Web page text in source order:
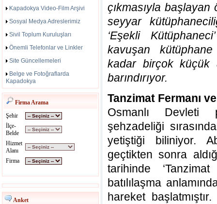
Kapadokya Video-Film Arşivi
Sosyal Medya Adreslerimiz
Sivil Toplum Kuruluşları
Önemli Telefonlar ve Linkler
Site Güncellemeleri
Belge ve Fotoğraflarda
Kapadokya
Firma Arama
Şehir
İlçe-
Belde
Hizmet
Alanı
Firma
Anket
çıkmasıyla
seyyar
‘Eşekli
kavuşan
kadar birçok küçük
barındırıyor.
Tanzimat Fermanı
Osmanlı Devleti
şehzadeliği
yetiştiği biliniyor.
geçtikten sonra
tarihinde
batılılaşma
hareket